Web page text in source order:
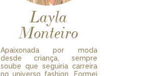
Layla
Monteiro
Apaixonada por moda
desde criança, sempre
soube que seguiria carreira
no universo fashion. Formei